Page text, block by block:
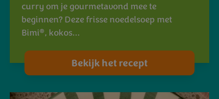
curry om je gourmetavond mee te
beginnen? Deze frisse noedelsoep met
Bimi®, kokos…
Bekijk het recept